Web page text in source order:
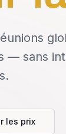
— sans
les prix